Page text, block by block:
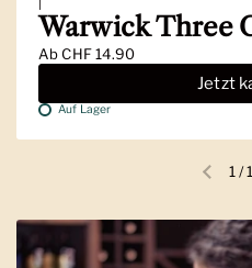
Warwick Three
AbCHF 14.90
Jetzt
Auf Lager
1/